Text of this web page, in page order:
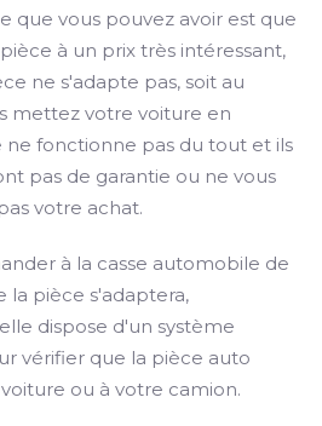
que vous pouvez avoir est que
à un prix très intéressant,
ne s'adapte pas, soit au
mettez votre voiture en
ne fonctionne pas du tout et ils
pas de garantie ou ne vous
votre achat.
à la casse automobile de
la pièce s'adaptera,
dispose d'un système
vérifier que la pièce auto
ou à votre camion.